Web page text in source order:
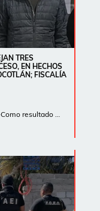
TRES
EN HECHOS
FISCALÍA
resultado …